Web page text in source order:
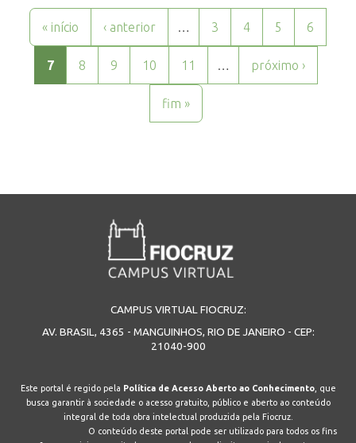
Páginas
« início ‹ anterior … 3 4 5 6
7 8 9 10 11 … próximo ›
fim »
CAMPUS VIRTUAL FIOCRUZ:
AV. BRASIL, 4365 - MANGUINHOS, RIO DE JANEIRO - CEP:
21040-900
Este portal é regido pela Política de Acesso Aberto ao Conhecimento, que
busca garantir à sociedade o acesso gratuito, público e aberto ao conteúdo
integral de toda obra intelectual produzida pela Fiocruz.
O conteúdo deste portal pode ser utilizado para todos os fins